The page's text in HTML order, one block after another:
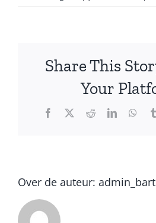
Share This
Your
Facebook
X RedditLinkedIn
Over de auteur: admin_bart